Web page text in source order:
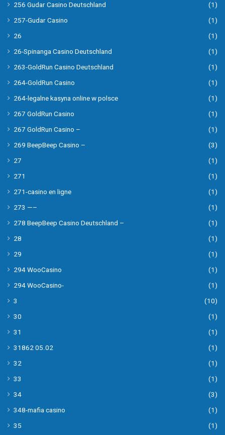
256 Gudar Casino Deutschland
(1)
257-Gudar Casino
(1)
26
(1)
26-Spinanga Casino Deutschland
(1)
263-GoldRun Casino Deutschland
(1)
264-GoldRun Casino
(1)
264-legalne kasyna online w polsce
(1)
267 GoldRun Casino
(1)
267 GoldRun Casino –
(1)
269 BeepBeep Casino –
(3)
27
(1)
271
(1)
271-casino en ligne
(1)
273 —–
(1)
278 BeepBeep Casino Deutschland –
(1)
28
(1)
29
(1)
294 WooCasino
(1)
294 WooCasino-
(1)
3
(10)
30
(1)
31
(1)
31862 05.02
(1)
32
(1)
33
(1)
34
(3)
348-mafia casino
(1)
35
(1)